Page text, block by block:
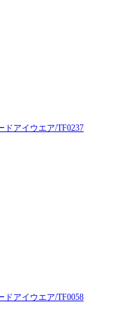
ドアイウエア/TF0237
ドアイウエア/TF0058